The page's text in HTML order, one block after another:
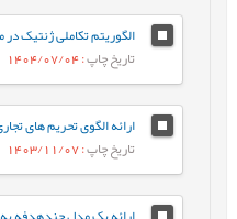
تاریخ چاپ: 1404/07/04
ارائه الگوی تحریم های
تاریخ چاپ: 1403/11/07